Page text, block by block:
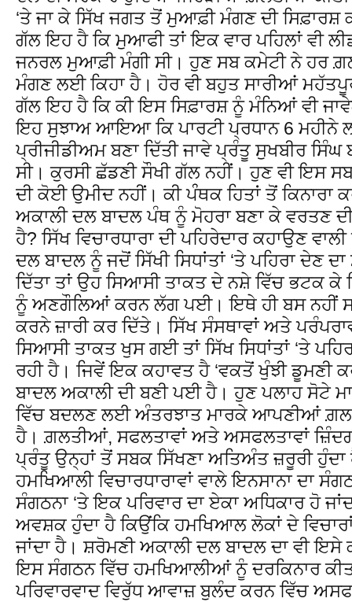
‘ਤੇ ਜਾ ਕੇ ਸਿੱਖ ਜਗਤ ਤੋਂ ਮੁਆਫ਼ੀ ਮੰਗਣ ਦੀ
ਗੱਲ ਇਹ ਹੈ ਕਿ ਮੁਆਫੀ ਤਾਂ ਇਕ ਵਾਰ ਪਹਿਲਾਂ ਵੀ
ਜਨਰਲ ਮੁਆਫ਼ੀ ਮੰਗੀ ਸੀ। ਹੁਣ ਸਬ ਕਮੇਟੀ ਨੇ ਹਰ
ਮੰਗਣ ਲਈ ਕਿਹਾ ਹੈ। ਹੋਰ ਵੀ ਬਹੁਤ ਸਾਰੀਆਂ
ਗੱਲ ਇਹ ਹੈ ਕਿ ਕੀ ਇਸ ਸਿਫ਼ਾਰਸ਼ ਨੂੰ ਮੰਨਿਆਂ ਵੀ
ਇਹ ਸੁਝਾਅ ਆਇਆ ਕਿ ਪਾਰਟੀ ਪ੍ਰਧਾਨ 6 ਮਹੀਨੇ
ਪ੍ਰੀਜੀਡੀਅਮ ਬਣਾ ਦਿੱਤੀ ਜਾਵੇ ਪ੍ਰੰਤੂ ਸੁਖਬੀਰ
ਸੀ। ਕੁਰਸੀ ਛੱਡਣੀ ਸੌਖੀ ਗੱਲ ਨਹੀਂ। ਹੁਣ ਵੀ ਇਸ
ਦੀ ਕੋਈ ਉਮੀਦ ਨਹੀਂ। ਕੀ ਪੰੰਥਕ ਹਿਤਾਂ ਤੋਂ
ਅਕਾਲੀ ਦਲ ਬਾਦਲ ਪੰਥ ਨੂੰ ਮੋਹਰਾ ਬਣਾ ਕੇ ਵਰਤਣ
ਹੈ? ਸਿੱਖ ਵਿਚਾਰਧਾਰਾ ਦੀ ਪਹਿਰੇਦਾਰ ਕਹਾਉਣ
ਦਲ ਬਾਦਲ ਨੂੰ ਜਦੋਂ ਸਿੱਖੀ ਸਿਧਾਂਤਾਂ ‘ਤੇ ਪਹਿਰਾ ਦੇਣ
ਦਿੱਤਾ ਤਾਂ ਉਹ ਸਿਆਸੀ ਤਾਕਤ ਦੇ ਨਸ਼ੇ ਵਿੱਚ ਭਟਕ ਕੇ
ਨੂੰ ਅਣਗੌਲਿਆਂ ਕਰਨ ਲੱਗ ਪਈ। ਇਥੇ ਹੀ ਬਸ ਨਹੀਂ
ਕਰਨੇ ਜ਼ਾਰੀ ਕਰ ਦਿੱਤੇ। ਸਿੱਖ ਸੰਸਥਾਵਾਂ ਅਤੇ
ਸਿਆਸੀ ਤਾਕਤ ਖੁਸ ਗਈ ਤਾਂ ਸਿੱਖ ਸਿਧਾਂਤਾਂ ‘ਤੇ
ਰਹੀ ਹੈ। ਜਿਵੇਂ ਇਕ ਕਹਾਵਤ ਹੈ ‘ਵਕਤੋਂ ਖੁੰਝੀ ਡੂਮਣੀ
ਬਾਦਲ ਅਕਾਲੀ ਦੀ ਬਣੀ ਪਈ ਹੈ। ਹੁਣ ਪਲਾਹ ਸੋਟੇ
ਵਿੱਚ ਬਦਲਣ ਲਈ ਅੰਤਰਝਾਤ ਮਾਰਕੇ ਆਪਣੀਆਂ
ਹੈ। ਗ਼ਲਤੀਆਂ, ਸਫਲਤਾਵਾਂ ਅਤੇ ਅਸਫਲਤਾਵਾਂ
ਪ੍ਰੰਤੂ ਉਨ੍ਹਾਂ ਤੋਂ ਸਬਕ ਸਿੱਖਣਾ ਅਤਿਅੰਤ ਜ਼ਰੂਰੀ
ਹਮਖਿਆਲੀ ਵਿਚਾਰਧਾਰਾਵਾਂ ਵਾਲੇ ਇਨਸਾਨਾ ਦਾ
ਸੰਗਠਨਾ ‘ਤੇ ਇਕ ਪਰਿਵਾਰ ਦਾ ਏਕਾ ਅਧਿਕਾਰ ਹੋ
ਅਵਸ਼ਕ ਹੁੰਦਾ ਹੈ ਕਿਉਂਕਿ ਹਮਖਿਆਲ ਲੋਕਾਂ ਦੇ
ਜਾਂਦਾ ਹੈ। ਸ਼ਰੋਮਣੀ ਅਕਾਲੀ ਦਲ ਬਾਦਲ ਦਾ ਵੀ
ਇਸ ਸੰਗਠਨ ਵਿੱਚ ਹਮਖਿਆਲੀਆਂ ਨੂੰ ਦਰਕਿਨਾਰ
ਪਰਿਵਾਰਵਾਦ ਵਿਰੁੱਧ ਆਵਾਜ਼ ਬੁਲੰਦ ਕਰਨ ਵਿੱਚ